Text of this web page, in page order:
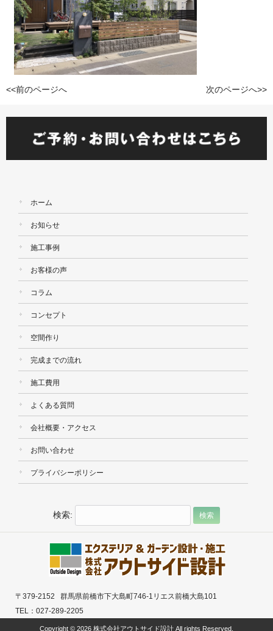
<<前のページへ 次のページへ>>
ホーム
お知らせ
施工事例
お客様の声
コラム
コンセプト
空間作り
完成までの流れ
施工費用
よくある質問
会社概要・アクセス
お問い合わせ
プライバシーポリシー
検索:
〒379-2152 群馬県前橋市下大島町746-1リエス前橋大島101
TEL：027-289-2205
Copyright © 2026 株式会社アウトサイド設計 All rights Reserved.